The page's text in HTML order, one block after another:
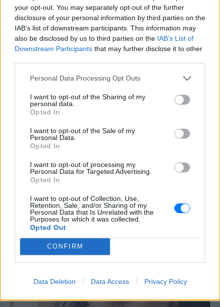
your opt-out. You may separately opt-out of the further
disclosure of your personal information by third parties on the
IAB’s list of downstream participants. This information may
also be disclosed by us to third parties on the IAB’s List of
Downstream Participants that may further disclose it to other
Personal Data Processing Opt Outs
I want to opt-out of the Sharing of my
personal data.
Opted In
I want to opt-out of the Sale of my
Personal Data.
Opted In
I want to opt-out of processing my
Personal Data for Targeted Advertising.
Opted In
I want to opt-out of Collection, Use,
Retention, Sale, and/or Sharing of my
Personal Data that Is Unrelated with the
Purposes for which it was collected.
Opted Out
CONFIRM
Data Deletion Data Access Privacy Policy
Βάλια Χατζηθεοδώρου: Μπικίνι
και βραδινές έξοδοι στη
Μύκονο – Οι φωτογραφίες της
Instagram σειρά στιγμιότυπων από τις
καλοκαιρινές της διακοπές στο «νησί
Η Γαρυφαλλιά Καληφώνη στην
τις πόζες της
από τις καλοκαιρινές της διακοπές στο
νησί των Κυκλάδων
βράδυ στο νοσοκομείο με ορούς
και αντιβιώσεις»
ΣΉΜΕΡΑ
δηλητηρίαση και μοιράστηκε με τους
ώρες που πέρασε.